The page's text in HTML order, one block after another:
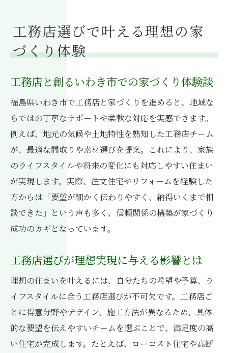
地域密着の工務店が選ばれる理由を解説
地域密着の工務店が提案する新しい住まい
いわき市の工務店が叶える最新住まい提案
地域密着型工務店の提案力と強みを探る
工務店が知るいわきの建築トレンド紹介
住まいを支える工務店の独自サービス
工務店が実現する安心の家づくり事例
地域を知る工務店ならではの提案内容
家族の未来を守る工務店の安心サポート
工務店が提供する安心アフターサポート
家族を守る工務店の保証とサポート内容
工務店の安心対応が選ばれる理由とは
工務店で叶う長期保証と快適暮らしの秘訣
工務店が家族の未来を支えるサポート体制
ローコスト住宅なら工務店チームが強み
工務店が提案するローコスト住宅の魅力
いわき市で実現する工務店のコスト術
工務店チームが選ばれる価格と品質の理由
工務店選びで叶える理想の家
づくり体験
工務店と創るいわき市での家づくり体験談
福島県いわき市で工務店と家づくりを進めると、地域な
らではの丁寧なサポートや柔軟な対応を実感できます。
例えば、地元の気候や土地特性を熟知した工務店チーム
が、最適な間取りや素材選びを提案。これにより、家族
のライフスタイルや将来の変化にも対応しやすい住まい
が実現します。実際、注文住宅やリフォームを経験した
方からは「要望が細かく伝わりやすく、納得いくまで相
談できた」という声も多く、信頼関係の構築が家づくり
成功のカギとなっています。
工務店選びが理想実現に与える影響とは
理想の住まいを叶えるには、自分たちの希望や予算、ラ
イフスタイルに合う工務店選びが不可欠です。工務店ご
とに得意分野やデザイン、施工方法が異なるため、具体
的な要望を伝えやすいチームを選ぶことで、満足度の高
い住宅が完成します。たとえば、ローコスト住宅や高断